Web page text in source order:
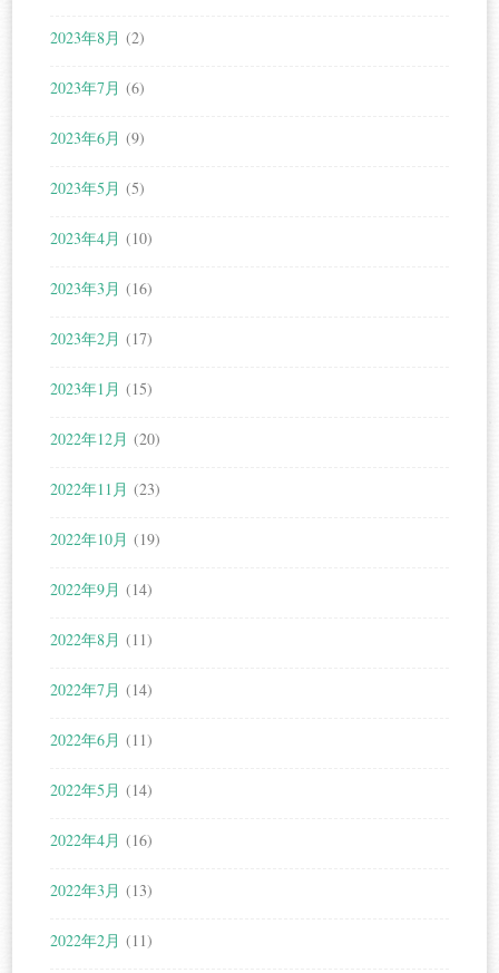
2023年8月 (2)
2023年7月 (6)
2023年6月 (9)
2023年5月 (5)
2023年4月 (10)
2023年3月 (16)
2023年2月 (17)
2023年1月 (15)
2022年12月 (20)
2022年11月 (23)
2022年10月 (19)
2022年9月 (14)
2022年8月 (11)
2022年7月 (14)
2022年6月 (11)
2022年5月 (14)
2022年4月 (16)
2022年3月 (13)
2022年2月 (11)